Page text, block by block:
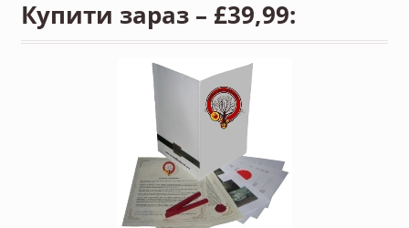
Купити зараз – £39,99: